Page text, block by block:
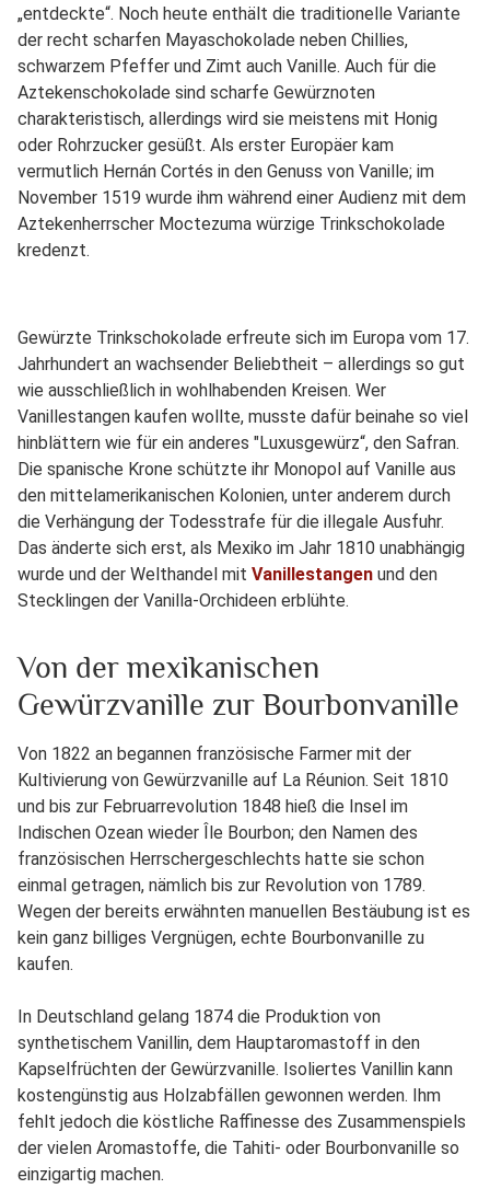
„entdeckte“. Noch heute enthält die traditionelle Variante
der recht scharfen Mayaschokolade neben Chillies,
schwarzem Pfeffer und Zimt auch Vanille. Auch für die
Aztekenschokolade sind scharfe Gewürznoten
charakteristisch, allerdings wird sie meistens mit Honig
oder Rohrzucker gesüßt. Als erster Europäer kam
vermutlich Hernán Cortés in den Genuss von Vanille; im
November 1519 wurde ihm während einer Audienz mit dem
Aztekenherrscher Moctezuma würzige Trinkschokolade
kredenzt.
Gewürzte Trinkschokolade erfreute sich im Europa vom 17.
Jahrhundert an wachsender Beliebtheit – allerdings so gut
wie ausschließlich in wohlhabenden Kreisen. Wer
Vanillestangen kaufen wollte, musste dafür beinahe so viel
hinblättern wie für ein anderes "Luxusgewürz“, den Safran.
Die spanische Krone schützte ihr Monopol auf Vanille aus
den mittelamerikanischen Kolonien, unter anderem durch
die Verhängung der Todesstrafe für die illegale Ausfuhr.
Das änderte sich erst, als Mexiko im Jahr 1810 unabhängig
wurde und der Welthandel mit Vanillestangen und den
Stecklingen der Vanilla-Orchideen erblühte.
Von der mexikanischen
Gewürzvanille zur Bourbonvanille
Von 1822 an begannen französische Farmer mit der
Kultivierung von Gewürzvanille auf La Réunion. Seit 1810
und bis zur Februarrevolution 1848 hieß die Insel im
Indischen Ozean wieder Île Bourbon; den Namen des
französischen Herrschergeschlechts hatte sie schon
einmal getragen, nämlich bis zur Revolution von 1789.
Wegen der bereits erwähnten manuellen Bestäubung ist es
kein ganz billiges Vergnügen, echte Bourbonvanille zu
kaufen.
In Deutschland gelang 1874 die Produktion von
synthetischem Vanillin, dem Hauptaromastoff in den
Kapselfrüchten der Gewürzvanille. Isoliertes Vanillin kann
kostengünstig aus Holzabfällen gewonnen werden. Ihm
fehlt jedoch die köstliche Raffinesse des Zusammenspiels
der vielen Aromastoffe, die Tahiti- oder Bourbonvanille so
einzigartig machen.